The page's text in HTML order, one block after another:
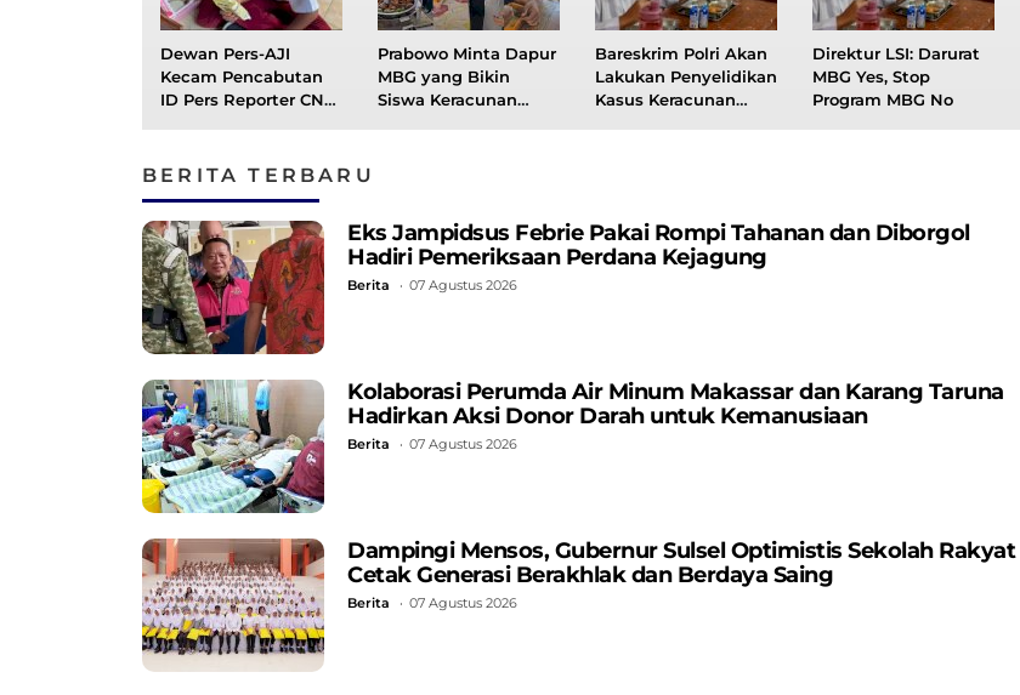
Dewan Pers-AJI
Kecam Pencabutan
ID Pers Reporter CNN
Prabowo
Prabowo Minta Dapur
MBG yang Bikin
Siswa Keracunan
Bareskrim Polri Akan
Lakukan Penyelidikan
Kasus Keracunan
Direktur LSI: Darurat
MBG Yes, Stop
Program MBG No
BERITA TERBARU
Eks Jampidsus Febrie Pakai Rompi Tahanan dan Diborgol
Hadiri Pemeriksaan Perdana Kejagung
Berita 07 Agustus 2026
Kolaborasi Perumda Air Minum Makassar dan Karang Taruna
Hadirkan Aksi Donor Darah untuk Kemanusiaan
Berita 07 Agustus 2026
Dampingi Mensos, Gubernur Sulsel Optimistis Sekolah Rakyat
Cetak Generasi Berakhlak dan Berdaya Saing
Berita 07 Agustus 2026